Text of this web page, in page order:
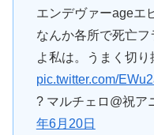
エンデヴァーageエ
なんか各所で死亡
よ私は。うまく切
pic.twitter.com/
? マルチェロ@祝ア
年6月20日